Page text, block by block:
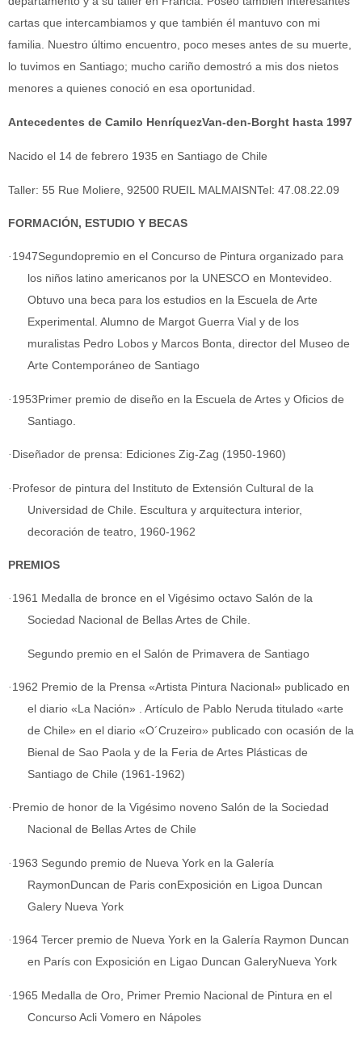
cartas que intercambiamos y que también él mantuvo con mi
familia. Nuestro último encuentro, poco meses antes de su muerte,
lo tuvimos en Santiago; mucho cariño demostró a mis dos nietos
menores a quienes conoció en esa oportunidad.
Antecedentes de Camilo HenríquezVan-den-Borght hasta 1997
Nacido el 14 de febrero 1935 en Santiago de Chile
Taller: 55 Rue Moliere, 92500 RUEIL MALMAISNTel: 47.08.22.09
FORMACIÓN, ESTUDIO Y BECAS
·1947Segundopremio en el Concurso de Pintura organizado para
los niños latino americanos por la UNESCO en Montevideo.
Obtuvo una beca para los estudios en la Escuela de Arte
Experimental. Alumno de Margot Guerra Vial y de los
muralistas Pedro Lobos y Marcos Bonta, director del Museo de
Arte Contemporáneo de Santiago
·1953Primer premio de diseño en la Escuela de Artes y Oficios de
Santiago.
·Diseñador de prensa: Ediciones Zig-Zag (1950-1960)
·Profesor de pintura del Instituto de Extensión Cultural de la
Universidad de Chile. Escultura y arquitectura interior,
decoración de teatro, 1960-1962
PREMIOS
·1961 Medalla de bronce en el Vigésimo octavo Salón de la
Sociedad Nacional de Bellas Artes de Chile.
Segundo premio en el Salón de Primavera de Santiago
·1962 Premio de la Prensa «Artista Pintura Nacional» publicado en
el diario «La Nación» . Artículo de Pablo Neruda titulado «arte
de Chile» en el diario «O´Cruzeiro» publicado con ocasión de la
Bienal de Sao Paola y de la Feria de Artes Plásticas de
Santiago de Chile (1961-1962)
·Premio de honor de la Vigésimo noveno Salón de la Sociedad
Nacional de Bellas Artes de Chile
·1963 Segundo premio de Nueva York en la Galería
RaymonDuncan de Paris conExposición en Ligoa Duncan
Galery Nueva York
·1964 Tercer premio de Nueva York en la Galería Raymon Duncan
en París con Exposición en Ligao Duncan GaleryNueva York
·1965 Medalla de Oro, Primer Premio Nacional de Pintura en el
Concurso Acli Vomero en Nápoles